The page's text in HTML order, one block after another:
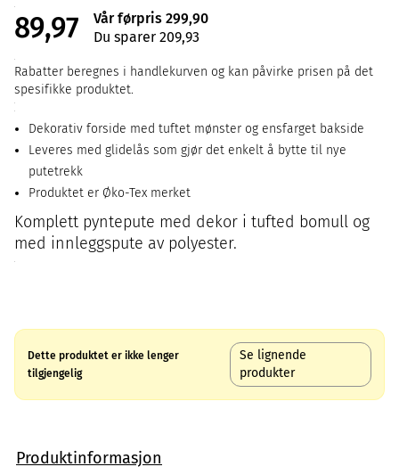
89,97
Vår førpris 299,90
Du sparer 209,93
Rabatter beregnes i handlekurven og kan påvirke prisen på det
spesifikke produktet.
Dekorativ forside med tuftet mønster og ensfarget bakside
Leveres med glidelås som gjør det enkelt å bytte til nye
putetrekk
Produktet er Øko-Tex merket
Komplett pyntepute med dekor i tufted bomull og
med innleggspute av polyester.
Dette produktet er ikke lenger
tilgjengelig
Se lignende
produkter
Produktinformasjon